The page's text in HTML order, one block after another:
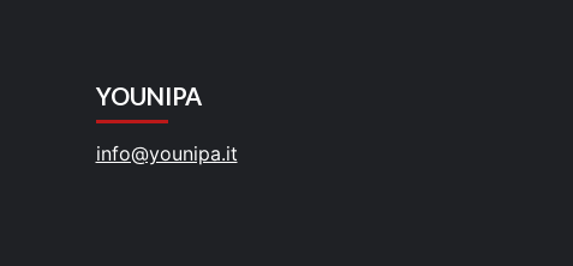
YOUNIPA
info@younipa.it